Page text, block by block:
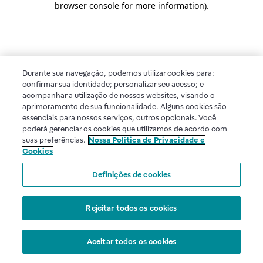
browser console for more information).
Durante sua navegação, podemos utilizar cookies para:
confirmar sua identidade; personalizar seu acesso; e
acompanhar a utilização de nossos websites, visando o
aprimoramento de sua funcionalidade. Alguns cookies são
essenciais para nossos serviços, outros opcionais. Você
poderá gerenciar os cookies que utilizamos de acordo com
suas preferências. Nossa Política de Privacidade e
Cookies
Definições de cookies
Rejeitar todos os cookies
Aceitar todos os cookies